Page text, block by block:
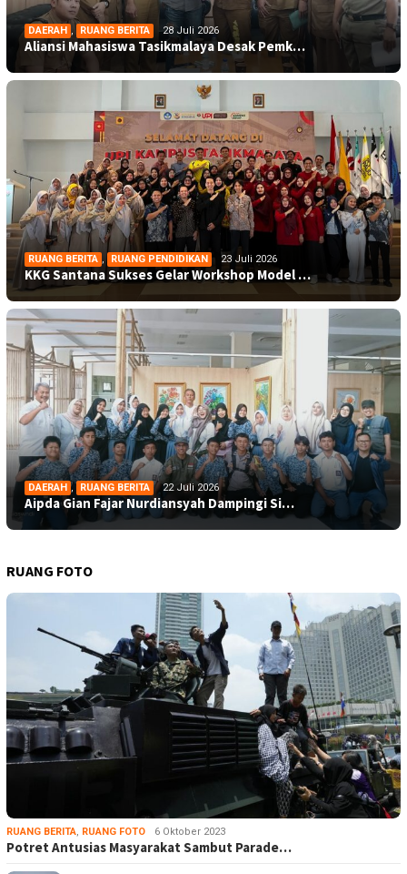
DAERAH , RUANG BERITA 28 Juli 2026
Aliansi Mahasiswa Tasikmalaya Desak Pemk…
RUANG BERITA , RUANG PENDIDIKAN 23 Juli 2026
KKG Santana Sukses Gelar Workshop Model …
DAERAH , RUANG BERITA 22 Juli 2026
Aipda Gian Fajar Nurdiansyah Dampingi Si…
RUANG FOTO
RUANG BERITA RUANG FOTO 6 Oktober 2023
Potret Antusias Masyarakat Sambut Parade…